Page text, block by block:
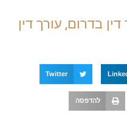
בדרום,עורך דין
Twitter
להדפסה